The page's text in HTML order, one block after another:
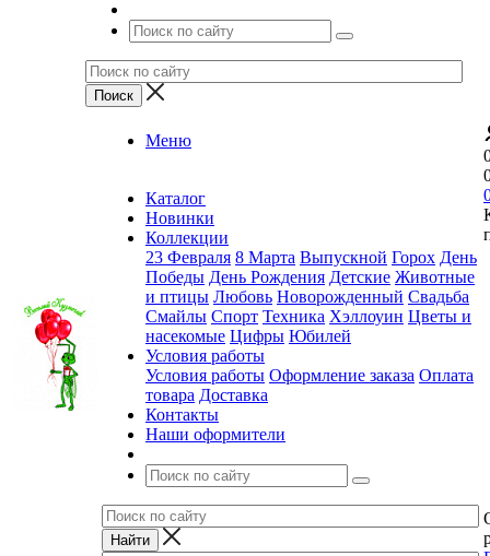
Меню
Каталог
Новинки
Коллекции
23 Февраля 8 Марта Выпускной Горох День
Победы День Рождения Детские Животные
и птицы Любовь Новорожденный Свадьба
Смайлы Спорт Техника Хэллоуин Цветы и
насекомые Цифры Юбилей
Условия работы
Условия работы Оформление заказа Оплата
товара Доставка
Контакты
Наши оформители